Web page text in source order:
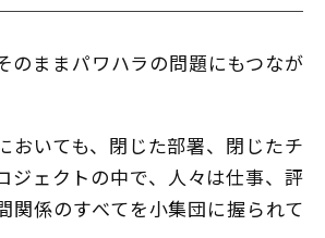
のままパワハラの問題にもつなが
おいても、閉じた部署、閉じたチ
ジェクトの中で、人々は仕事、評
関係のすべてを小集団に握られて